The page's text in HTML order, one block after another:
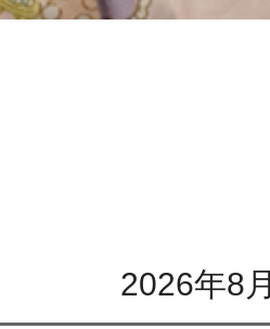
2026年8月